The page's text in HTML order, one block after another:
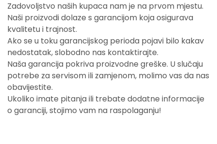
Zadovoljstvo naših kupaca nam je na prvom mjestu.
Naši proizvodi dolaze s garancijom koja osigurava
kvalitetu i trajnost.
Ako se u toku garancijskog perioda pojavi bilo kakav
nedostatak, slobodno nas kontaktirajte.
Naša garancija pokriva proizvodne greške. U slučaju
potrebe za servisom ili zamjenom, molimo vas da nas
obavijestite.
Ukoliko imate pitanja ili trebate dodatne informacije
o garanciji, stojimo vam na raspolaganju!